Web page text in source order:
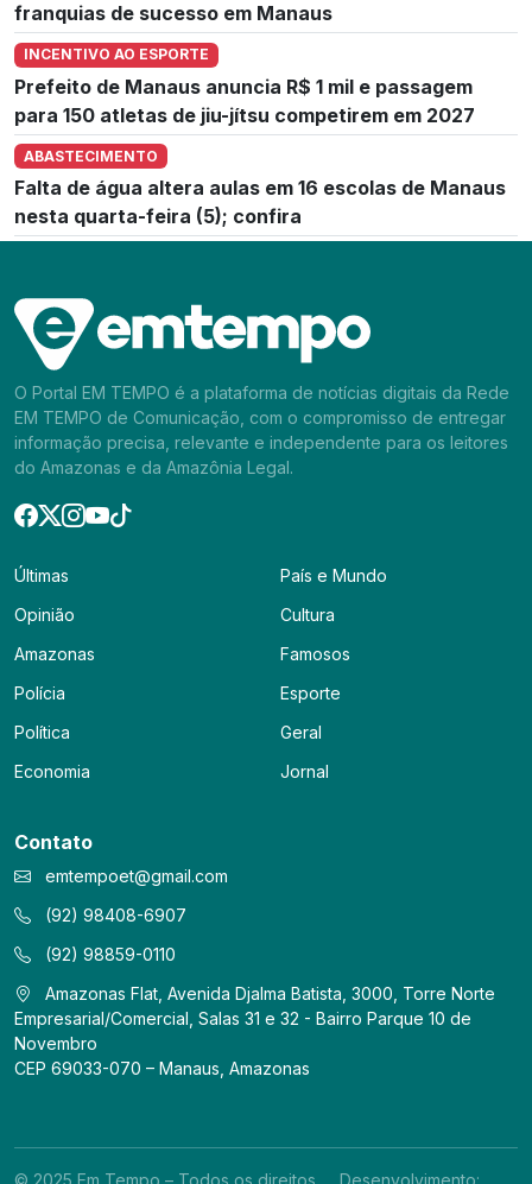
franquias de sucesso em Manaus
INCENTIVO AO ESPORTE
Prefeito de Manaus anuncia R$ 1 mil e passagem
para 150 atletas de jiu-jítsu competirem em 2027
ABASTECIMENTO
Falta de água altera aulas em 16 escolas de Manaus
nesta quarta-feira (5); confira
O Portal EM TEMPO é a plataforma de notícias digitais da Rede
EM TEMPO de Comunicação, com o compromisso de entregar
informação precisa, relevante e independente para os leitores
do Amazonas e da Amazônia Legal.
Últimas
Opinião
Amazonas
Polícia
Política
Economia
País e Mundo
Cultura
Famosos
Esporte
Geral
Jornal
Contato
emtempoet@gmail.com
(92) 98408-6907
(92) 98859-0110
Amazonas Flat, Avenida Djalma Batista, 3000, Torre Norte
Empresarial/Comercial, Salas 31 e 32 - Bairro Parque 10 de
Novembro
CEP 69033-070 – Manaus, Amazonas
© 2025 Em Tempo – Todos os direitos Desenvolvimento: